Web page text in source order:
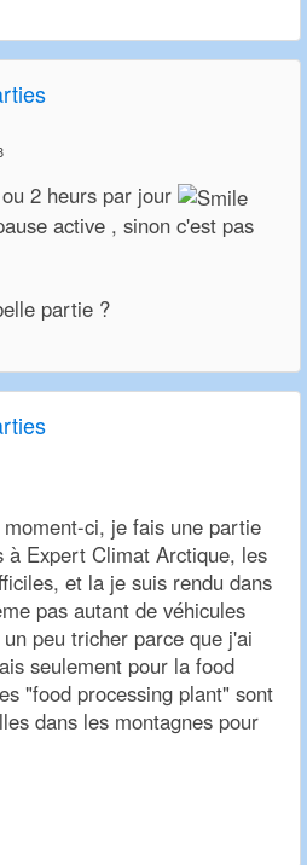
2 heurs par jour
active , sinon c'est pas
partie ?
ci, je fais une partie
à Expert Climat Arctique, les
et la je suis rendu dans
pas autant de véhicules
peu tricher parce que j'ai
seulement pour la food
"food processing plant" sont
dans les montagnes pour